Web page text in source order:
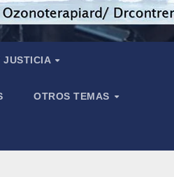
JUSTICIA
OTROS TEMAS